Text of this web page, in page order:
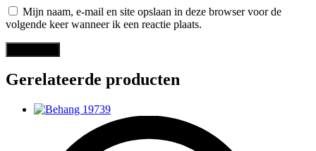
Mijn naam, e-mail en site opslaan in deze browser voor de
volgende keer wanneer ik een reactie plaats.
Gerelateerde producten